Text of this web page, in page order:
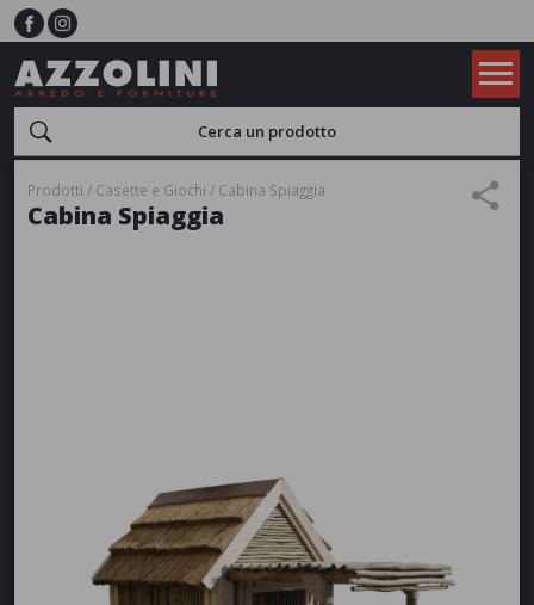
Prodotti Casette e Giochi Cabina Spiaggia
Cabina Spiaggia